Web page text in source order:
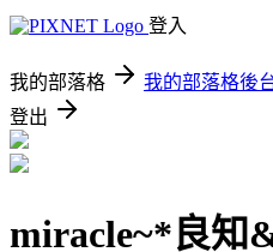
登入
我的部落格 我的部落格後
登出
miracle~*良知